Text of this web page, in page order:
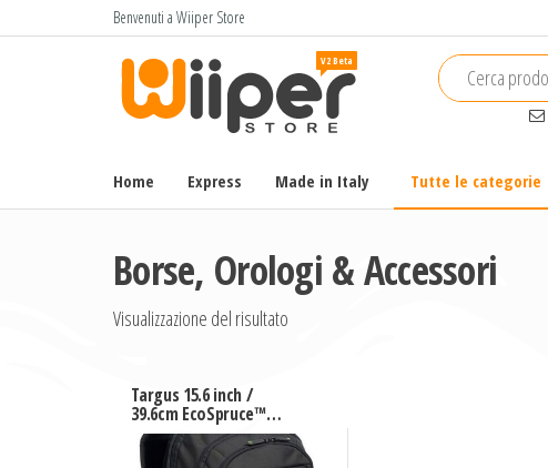
e
Benvenuti a Wiiper Store
Wiiper
prezzo
Home Express Made in Italy Tutte le categorie
Borse, Orologi & Accessori
Visualizzazione del risultato
Targus 15.6 inch /
39.6cm EcoSpruce™
Backpack